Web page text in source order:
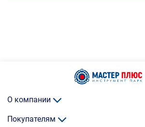
О компании
Покупателям